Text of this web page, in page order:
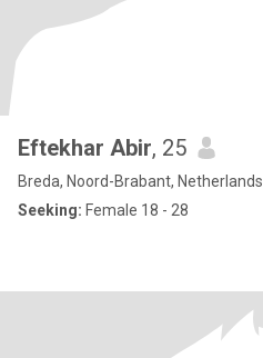
Eftekhar Abir, 25
Breda, Noord-Brabant, Netherlands
Seeking: Female 18 - 28